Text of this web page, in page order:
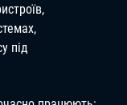
під